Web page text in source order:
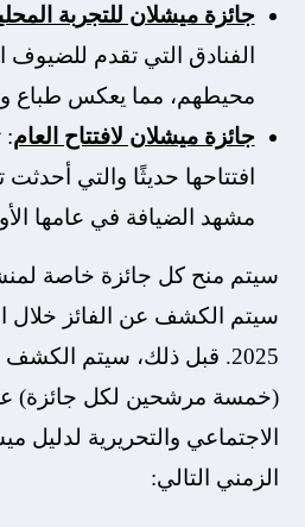
جائزة ميشلان للتجربة
الفنادق التي تقدم
محيطهم، مما يعكس طباع
جائزة ميشلان لافتتاح العام:
افتتاحها حديثًا والتي أحدثت
مشهد الضيافة في عامها
سيتم منح كل جائزة خاصة
2025. قبل ذلك، سيتم
(خمسة مرشحين لكل جائزة)
الاجتماعي والتحريرية لدليل
الزمني التالي: